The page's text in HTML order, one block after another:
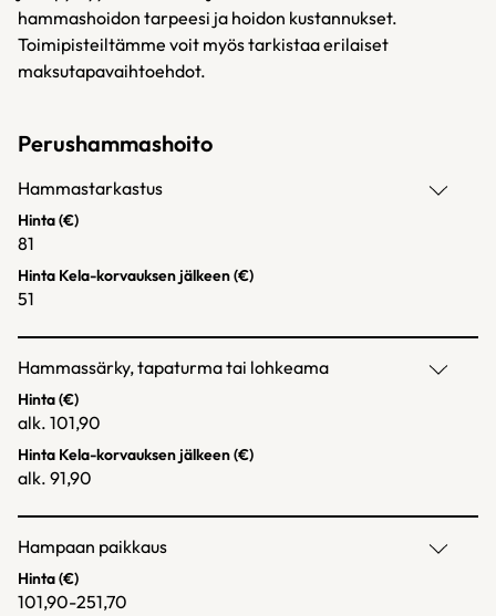
hammashoidon tarpeesi ja hoidon kustannukset.
Toimipisteiltämme voit myös tarkistaa erilaiset
maksutapavaihtoehdot.
Perushammashoito
Hammastarkastus
Hinta (€)
81
Hinta Kela-korvauksen jälkeen (€)
51
Hammassärky, tapaturma tai lohkeama
Hinta (€)
alk. 101,90
Hinta Kela-korvauksen jälkeen (€)
alk. 91,90
Hampaan paikkaus
Hinta (€)
101,90-251,70